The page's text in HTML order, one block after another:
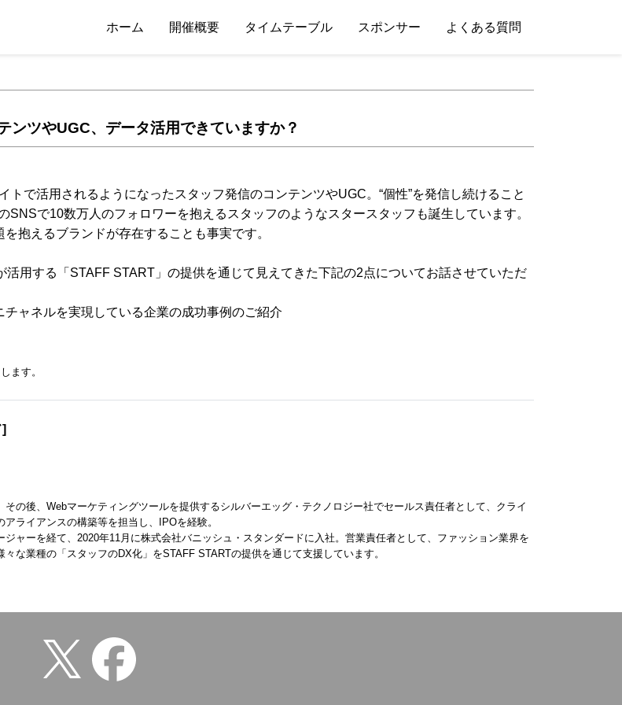
ホーム 開催概要 タイムテーブル スポンサー よくある質問
ンツやUGC、データ活用できていますか？
で活用されるようになったスタッフ発信のコンテンツやUGC。“個性”を発信し続けること
で10数万人のフォロワーを抱えるスタッフのようなスタースタッフも誕生しています。
抱えるブランドが存在することも事実です。
用する「STAFF START」の提供を通じて見えてきた下記の2点についてお話させていただ
ャネルを実現している企業の成功事例のご紹介
ます。
の後、Webマーケティングツールを提供するシルバーエッグ・テクノロジー社でセールス責任者として、クライ
ライアンスの構築等を担当し、IPOを経験。
ャーを経て、2020年11月に株式会社バニッシュ・スタンダードに入社。営業責任者として、ファッション業界を
な業種の「スタッフのDX化」をSTAFF STARTの提供を通じて支援しています。